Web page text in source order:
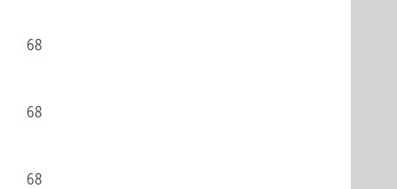
68
68
68